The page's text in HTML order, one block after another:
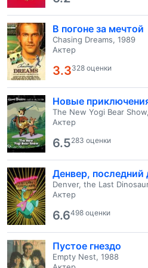
В погоне за мечтой
Chasing Dreams, 1989
Актер
3.3328 оценки
Новые
The New Yogi Bear
Актер
6.5283 оценки
Денвер, последний
Denver, the Last
Актер
6.6498 оценки
Пустое гнездо
Empty Nest, 1988